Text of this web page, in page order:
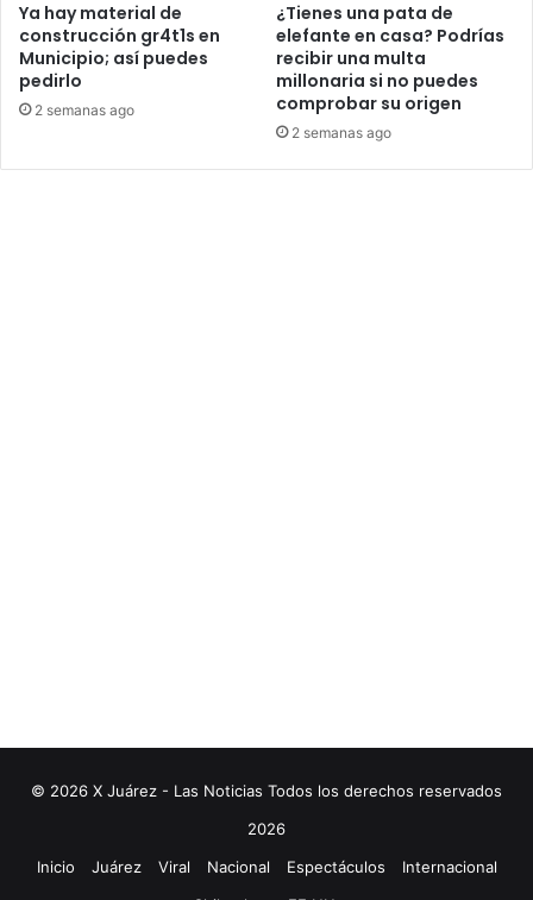
Ya hay material de
construcción gr4t1s en
Municipio; así puedes
pedirlo
2 semanas ago
¿Tienes una pata de
elefante en casa? Podrías
recibir una multa
millonaria si no puedes
comprobar su origen
2 semanas ago
© 2026 X Juárez - Las Noticias Todos los derechos reservados
2026
Inicio
Juárez Viral Nacional Espectáculos
Internacional